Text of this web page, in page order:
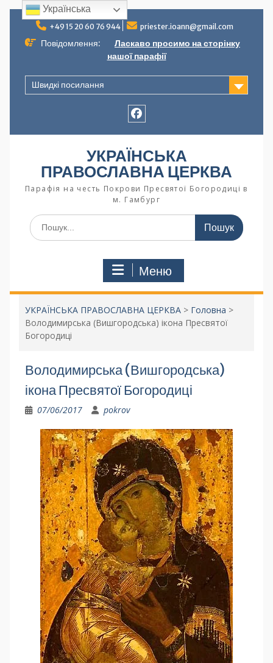
+49 15 20 60 76 944 priester.ioann@gmail.com
Повідомлення:
Ласкаво просимо на сторінку
нашої парафії
Швидкі посилання
УКРАЇНСЬКА
ПРАВОСЛАВНА ЦЕРКВА
Парафія на честь Покрови Пресвятої Богородиці в
м. Гамбург
Меню
УКРАЇНСЬКА ПРАВОСЛАВНА ЦЕРКВА> Головна >
Володимирська (Вишгородська) ікона Пресвятої
Богородиці
Володимирська (Вишгородська)
ікона Пресвятої Богородиці
07/06/2017 pokrov
Українська